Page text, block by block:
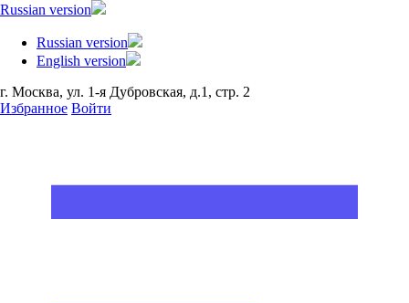
Russian version
Russian version
English version
г. Москва, ул. 1-я Дубровская, д.1, стр. 2
Избранное Войти